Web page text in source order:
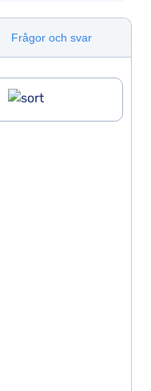
Frågor och svar